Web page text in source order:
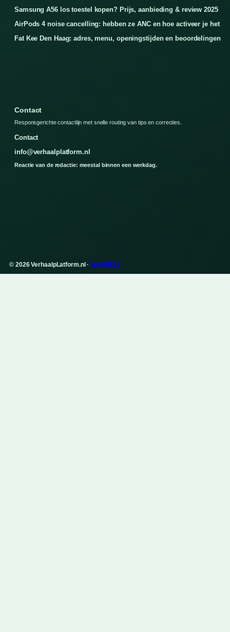
Samsung A56 los toestel kopen? Prijs, aanbieding & review 2025
AirPods 4 noise cancelling: hebben ze ANC en hoe activeer je het
Fat Kee Den Haag: adres, menu, openingstijden en beoordelingen
Contact
Responsgerichte contactlijn met snelle routing van tips en correcties.
Contact
info@verhaalplatform.nl
Reactie van de redactie: meestal binnen een werkdag.
© 2026 VerhaalpLatform.nl ·WorldRSS